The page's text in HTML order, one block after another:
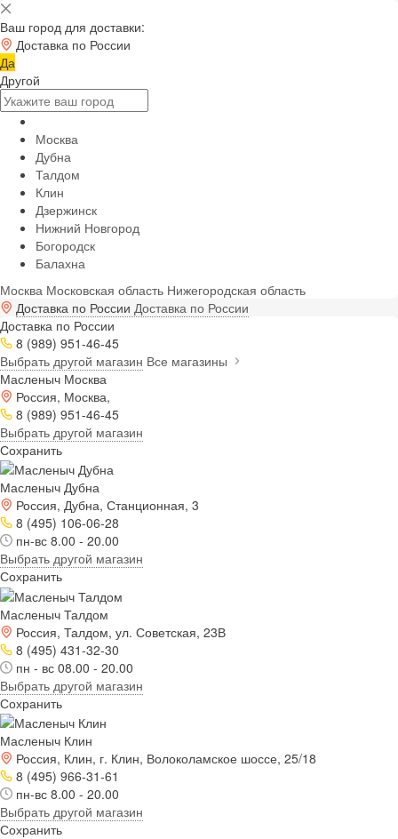
Ваш город для доставки:
Доставка по России
Да
Другой
Москва
Дубна
Талдом
Клин
Дзержинск
Нижний Новгород
Богородск
Балахна
Москва Московская область Нижегородская область
Доставка по России Доставка по России
Доставка по России
8 (989) 951-46-45
Выбрать другой магазин Все магазины
Масленыч Москва
Россия, Москва,
8 (989) 951-46-45
Выбрать другой магазин
Сохранить
Масленыч Дубна
Россия, Дубна, Станционная, 3
8 (495) 106-06-28
пн-вс 8.00 - 20.00
Выбрать другой магазин
Сохранить
Масленыч Талдом
Россия, Талдом, ул. Советская, 23В
8 (495) 431-32-30
пн - вс 08.00 - 20.00
Выбрать другой магазин
Сохранить
Масленыч Клин
Россия, Клин, г. Клин, Волоколамское шоссе, 25/18
8 (495) 966-31-61
пн-вс 8.00 - 20.00
Выбрать другой магазин
Сохранить